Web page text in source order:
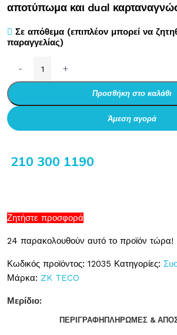
αποτύπωμα και dual
Σε απόθεμα (επιπλέον μπορεί να
παραγγελίας)
- +
Προσθήκη στο καλάθι
Άμεση αγορά
210 300 1190
Ζητήστε προσφορά
24 παρακολουθούν αυτό το προϊόν τώρα!
Κωδικός προϊόντος: 12035 Κατηγορίες:
Μάρκα: ZK TECO
Μερίδιο:
ΠΕΡΙΓΡΑΦΉ ΠΛΗΡΩΜΈΣ &